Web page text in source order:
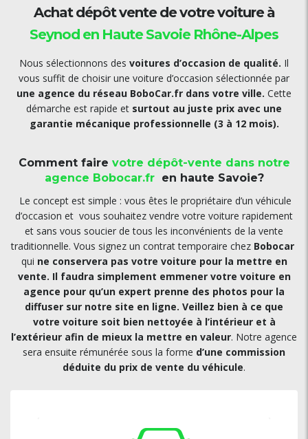
Achat dépôt vente de votre voiture à
Seynod en Haute Savoie Rhône-Alpes
Nous sélectionnons des voitures d’occasion de qualité. Il
vous suffit de choisir une voiture d’occasion sélectionnée par
une agence du réseau BoboCar.fr dans votre ville. Cette
démarche est rapide et surtout au juste prix avec une
garantie mécanique professionnelle (3 à 12 mois).
Comment faire votre dépôt-vente dans notre
agence Bobocar.fren haute Savoie?
Le concept est simple : vous êtes le propriétaire d’un véhicule
d’occasion et vous souhaitez vendre votre voiture rapidement
et sans vous soucier de tous les inconvénients de la vente
traditionnelle. Vous signez un contrat temporaire chez Bobocar
qui ne conservera pas votre voiture pour la mettre en
vente. Il faudra simplement emmener votre voiture en
agence pour qu’un expert prenne des photos pour la
diffuser sur notre site en ligne. Veillez bien à ce que
votre voiture soit bien nettoyée à l’intérieur et à
l’extérieur afin de mieux la mettre en valeur. Notre agence
sera ensuite rémunérée sous la forme d’une commission
déduite du prix de vente du véhicule.